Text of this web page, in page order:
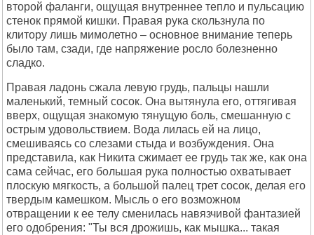
второй фаланги, ощущая внутреннее тепло и пульсацию
стенок прямой кишки. Правая рука скользнула по
клитору лишь мимолетно – основное внимание теперь
было там, сзади, где напряжение росло болезненно
сладко.
Правая ладонь сжала левую грудь, пальцы нашли
маленький, темный сосок. Она вытянула его, оттягивая
вверх, ощущая знакомую тянущую боль, смешанную с
острым удовольствием. Вода лилась ей на лицо,
смешиваясь со слезами стыда и возбуждения. Она
представила, как Никита сжимает ее грудь так же, как она
сама сейчас, его большая рука полностью охватывает
плоскую мягкость, а большой палец трет сосок, делая его
твердым камешком. Мысль о его возможном
отвращении к ее телу сменилась навязчивой фантазией
его одобрения: "Ты вся дрожишь, как мышка... такая